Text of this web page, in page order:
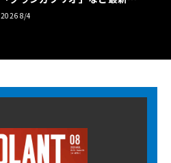
ロフェオ3台の官能評価《LE VO
LANT LAB》
2026 8/4